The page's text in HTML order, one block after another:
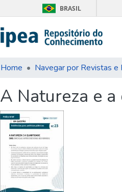
BRASIL
Home
A Natureza e